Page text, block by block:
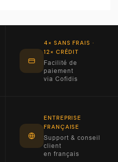
4× SANS FRAIS ·
12× CRÉDIT
Facilité de
paiement
via Cofidis
ENTREPRISE
FRANÇAISE
Support & conseil
client
en français